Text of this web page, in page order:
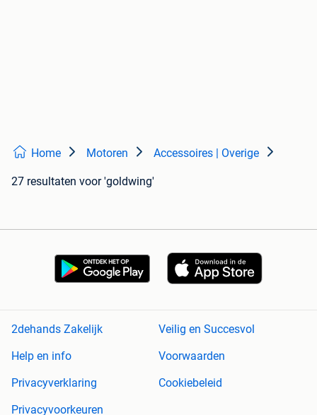
Home Motoren Accessoires | Overige
27 resultaten voor 'goldwing'
2dehands Zakelijk
Veilig en Succesvol
Help en info
Voorwaarden
Privacyverklaring
Cookiebeleid
Privacyvoorkeuren